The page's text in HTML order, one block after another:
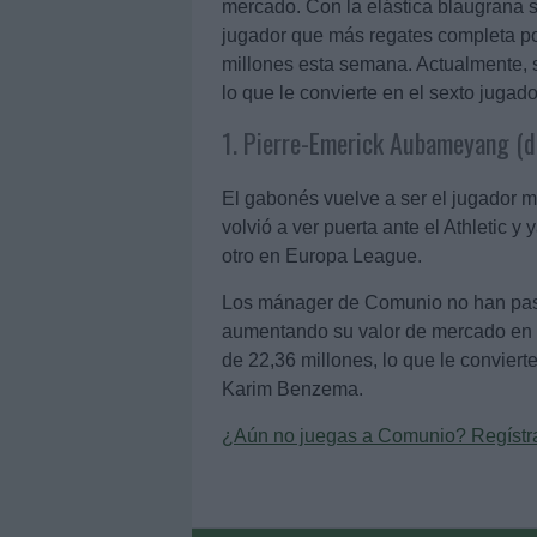
mercado. Con la elástica blaugrana
jugador que más regates completa
millones esta semana.
lo que le convierte en el sexto
1. Pierre-Emerick Aubameyang
El gabonés vuelve a ser el jugador
volvió a ver puerta ante el Athletic y
otro en Europa League.
Los mánager de Comunio no han
aumentando su valor de mercado
de 22,36 millones, lo que le
Karim Benzema.
¿Aún no juegas a Comunio?